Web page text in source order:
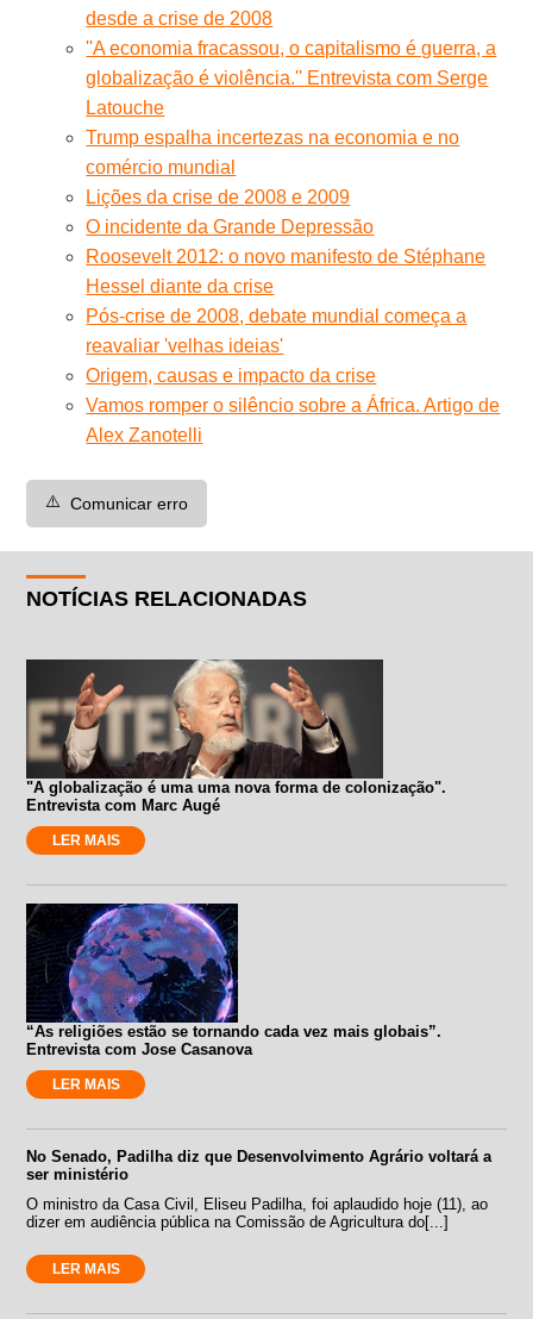
desde a crise de 2008
''A economia fracassou, o capitalismo é guerra, a
globalização é violência.'' Entrevista com Serge
Latouche
Trump espalha incertezas na economia e no
comércio mundial
Lições da crise de 2008 e 2009
O incidente da Grande Depressão
Roosevelt 2012: o novo manifesto de Stéphane
Hessel diante da crise
Pós-crise de 2008, debate mundial começa a
reavaliar 'velhas ideias'
Origem, causas e impacto da crise
Vamos romper o silêncio sobre a África. Artigo de
Alex Zanotelli
⚠️ Comunicar erro
NOTÍCIAS RELACIONADAS
"A globalização é uma uma nova forma de colonização".
Entrevista com Marc Augé
LER MAIS
“As religiões estão se tornando cada vez mais globais”.
Entrevista com Jose Casanova
LER MAIS
No Senado, Padilha diz que Desenvolvimento Agrário voltará a
ser ministério
O ministro da Casa Civil, Eliseu Padilha, foi aplaudido hoje (11), ao
dizer em audiência pública na Comissão de Agricultura do[...]
LER MAIS